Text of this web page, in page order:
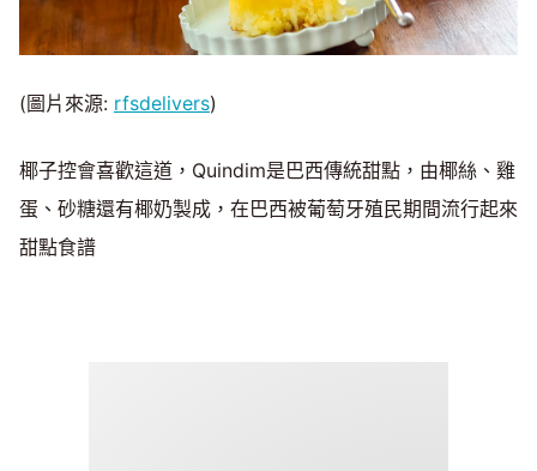
(圖片來源: rfsdelivers)
椰子控會喜歡這道，Quindim是巴西傳統甜點，由椰絲、雞
蛋、砂糖還有椰奶製成，在巴西被葡萄牙殖民期間流行起來
甜點食譜